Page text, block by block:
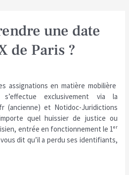
une date
de Paris ?
assignations en matière mobilière
exclusivement via la
(ancienne) et Notidoc-Juridictions
quel huissier de justice ou
entrée en fonctionnement le 1ᵉʳ
dit qu’il a perdu ses identifiants,